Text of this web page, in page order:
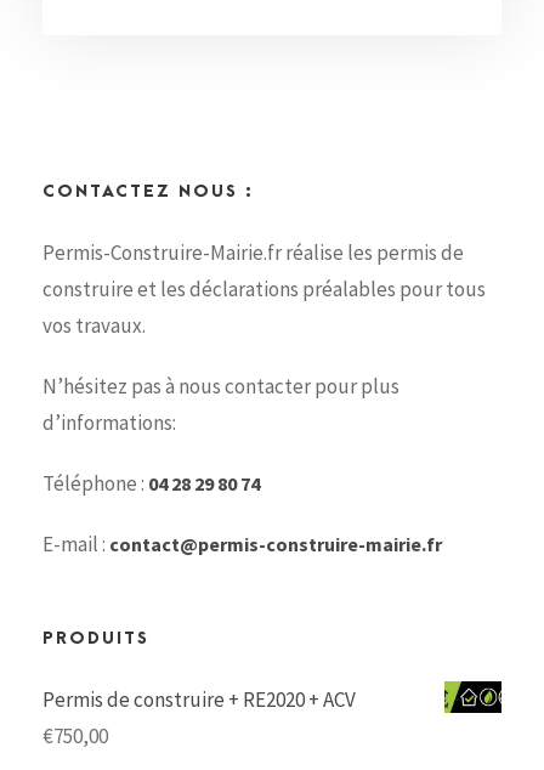
CONTACTEZ NOUS :
Permis-Construire-Mairie.fr réalise les permis de
construire et les déclarations préalables pour tous
vos travaux.
N’hésitez pas à nous contacter pour plus
d’informations:
Téléphone : 04 28 29 80 74
E-mail : contact@permis-construire-mairie.fr
PRODUITS
Permis de construire + RE2020 + ACV
€750,00